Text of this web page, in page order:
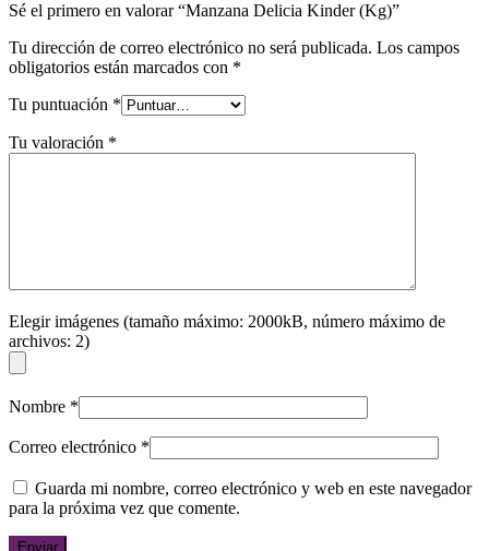
Sé el primero en valorar “Manzana Delicia Kinder (Kg)”
Tu dirección de correo electrónico no será publicada. Los campos
obligatorios están marcados con *
Tu puntuación *
Tu valoración *
Elegir imágenes (tamaño máximo: 2000kB, número máximo de
archivos: 2)
Nombre *
Correo electrónico *
Guarda mi nombre, correo electrónico y web en este navegador
para la próxima vez que comente.